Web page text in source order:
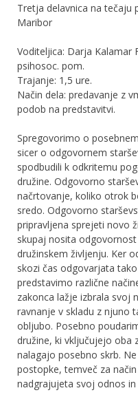
Tretja delavnica na tečaju
Maribor
Voditeljica: Darja Kalamar
psihosoc. pom.
Trajanje: 1,5 ure.
Način dela: predavanje z
podob na predstavitvi.
Spregovorimo o
sicer o odgovornem
spodbudili k odkritemu
družine. Odgovorno
načrtovanje, koliko otrok
sredo. Odgovorno
pripravljena sprejeti novo
skupaj nosita
družinskem življenju. Ker
skozi čas odgovarjata
predstavimo različne
zakonca lažje izbrala svoj
ravnanje v skladu z njuno
obljubo. Posebno
družine, ki vključujejo oba
nalagajo posebno skrb.
postopke, temveč za
nadgrajujeta svoj odnos